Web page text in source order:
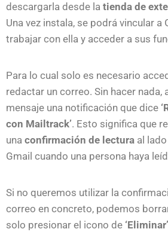
descargarla desde la tienda de
Una vez instala, se podrá vincular a
trabajar con ella y acceder a sus
Para lo cual solo es necesario
redactar un correo. Sin hacer nada,
mensaje una notificación que dice
con Mailtrack’. Esto significa que
una confirmación de lectura al
Gmail cuando una persona haya
Si no queremos utilizar la
correo en concreto, podemos
solo presionar el icono de ‘Eliminar’